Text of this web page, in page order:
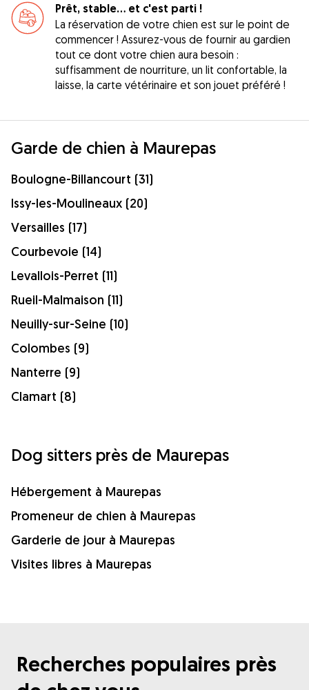
Prêt, stable... et c'est parti !
La réservation de votre chien est sur le point de
commencer ! Assurez-vous de fournir au gardien
tout ce dont votre chien aura besoin :
suffisamment de nourriture, un lit confortable, la
laisse, la carte vétérinaire et son jouet préféré !
Garde de chien à Maurepas
Boulogne-Billancourt (31)
Issy-les-Moulineaux (20)
Versailles (17)
Courbevoie (14)
Levallois-Perret (11)
Rueil-Malmaison (11)
Neuilly-sur-Seine (10)
Colombes (9)
Nanterre (9)
Clamart (8)
Dog sitters près de Maurepas
Hébergement à Maurepas
Promeneur de chien à Maurepas
Garderie de jour à Maurepas
Visites libres à Maurepas
Recherches populaires près